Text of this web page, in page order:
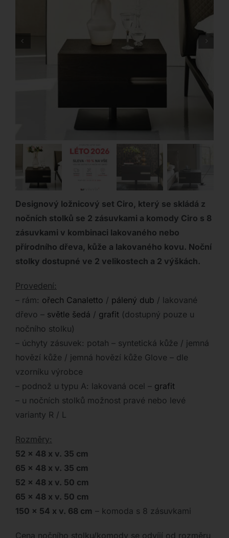
Designový ložnicový set Ciro, který se skládá z
nočních stolků se 2 zásuvkami a komody Ciro s 8
zásuvkami v kombinaci lakovaného nebo
přírodního dřeva, kůže a lakovaného kovu. Noční
stolky dostupné ve 2 velikostech a 2 výškách.
Provedení:
– rám: ořech Canaletto / pálený dub / lakované
dřevo – světle šedá / grafit(dostupný pouze u
nočního stolku)
– úchyty zásuvek: potah – syntetická kůže / jemná
hovězí kůže / jemná hovězí kůže Glove – dle
vzorníku výrobce
– podnož u typu A: lakovaná ocel – grafit
– u nočních stolků možnost pravé nebo levé
varianty R / L
Rozměry:
52 x 48 x v. 35 cm
65 x 48 x v. 35 cm
52 x 48 x v. 50 cm
65 x 48 x v. 50 cm
150 x 54 x v. 68 cm – komoda s 8 zásuvkami
Cena nočního stolku/komody se odvíjí od rozměru